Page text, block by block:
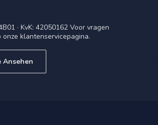
· KvK: 42050162 Voor vragen
klantenservicepagina.
Ansehen